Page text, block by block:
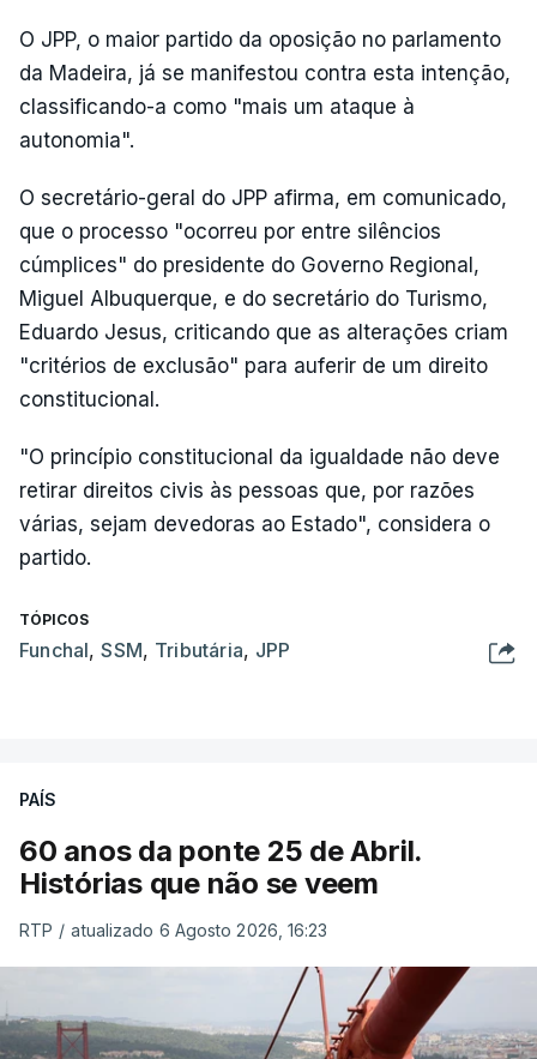
O JPP, o maior partido da oposição no parlamento
da Madeira, já se manifestou contra esta intenção,
classificando-a como "mais um ataque à
autonomia".
O secretário-geral do JPP afirma, em comunicado,
que o processo "ocorreu por entre silêncios
cúmplices" do presidente do Governo Regional,
Miguel Albuquerque, e do secretário do Turismo,
Eduardo Jesus, criticando que as alterações criam
"critérios de exclusão" para auferir de um direito
constitucional.
"O princípio constitucional da igualdade não deve
retirar direitos civis às pessoas que, por razões
várias, sejam devedoras ao Estado", considera o
partido.
TÓPICOS
Funchal,SSM, Tributária, JPP
PAÍS
60 anos da ponte 25 de Abril.
Histórias que não se veem
RTP / atualizado 6 Agosto 2026, 16:23